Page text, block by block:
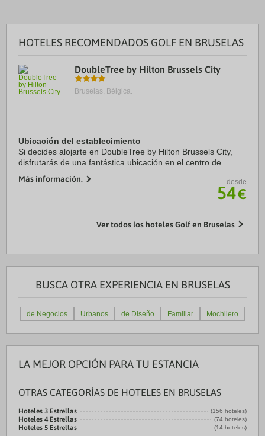
HOTELES RECOMENDADOS GOLF EN BRUSELAS
DoubleTree by Hilton Brussels City
Bruselas, Bélgica.
Ubicación del establecimiento
Si decides alojarte en DoubleTree by Hilton Brussels City,
disfrutarás de una fantástica ubicación en el centro de
Brussels Christmas Market. ...
Más información. desde
54€
Ver todos los hoteles Golf en Bruselas
BUSCA OTRA EXPERIENCIA EN BRUSELAS
de Negocios Urbanos de Diseño Familiar Mochilero
LA MEJOR OPCIÓN PARA TU ESTANCIA
OTRAS CATEGORÍAS DE HOTELES EN BRUSELAS
Hoteles 3 Estrellas (156 hoteles)
Hoteles 4 Estrellas (74 hoteles)
Hoteles 5 Estrellas (14 hoteles)